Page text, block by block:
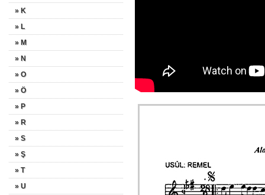
» K
» L
» M
» N
» O
» Ö
» P
» R
» S
» Ş
» T
» U